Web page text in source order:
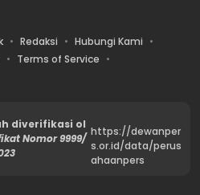
Redaksi
Hubungi Kami
Terms of Service
diverifikasi ol
Nomor 9999/
https://dewanper
s.or.id/data/perus
ahaanpers